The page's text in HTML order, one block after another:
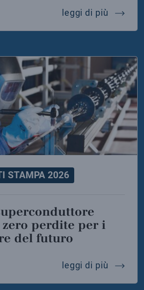
leggi di più un
STAMPA 2026
perdite per i
del futuro
leggi di più un